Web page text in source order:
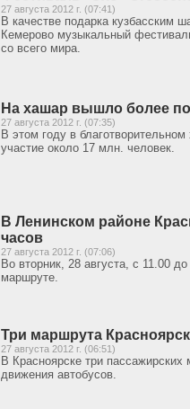
27 августа 2012 г. (07:41)
В качестве подарка кузбасским
Кемерово музыкальный
со всего мира.
На хашар вышло более
27 августа 2012 г. (07:35)
В этом году в
участие около 17 млн. человек.
В Ленинском районе
часов
27 августа 2012 г. (07:06)
Во вторник, 28 августа, с 11.00
маршруте.
Три маршрута
27 августа 2012 г. (06:51)
В Красноярске три
движения автобусов.